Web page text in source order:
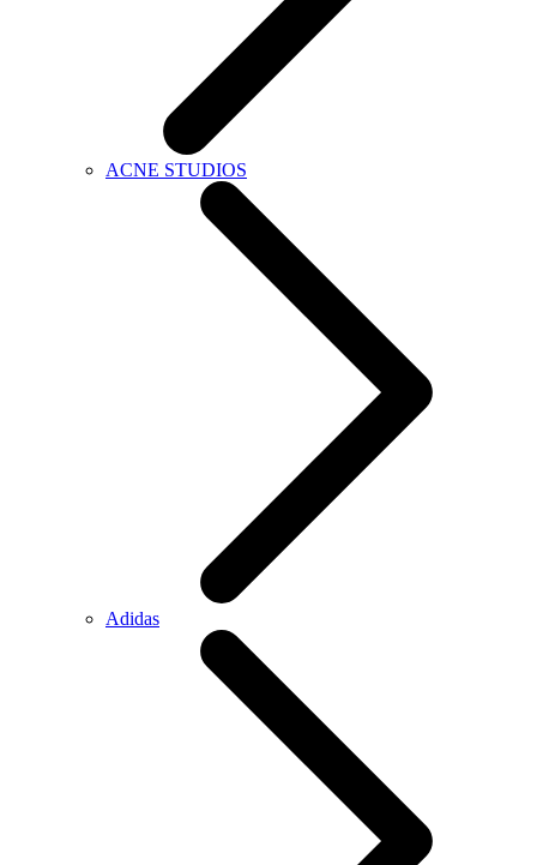
ACNE STUDIOS
Adidas